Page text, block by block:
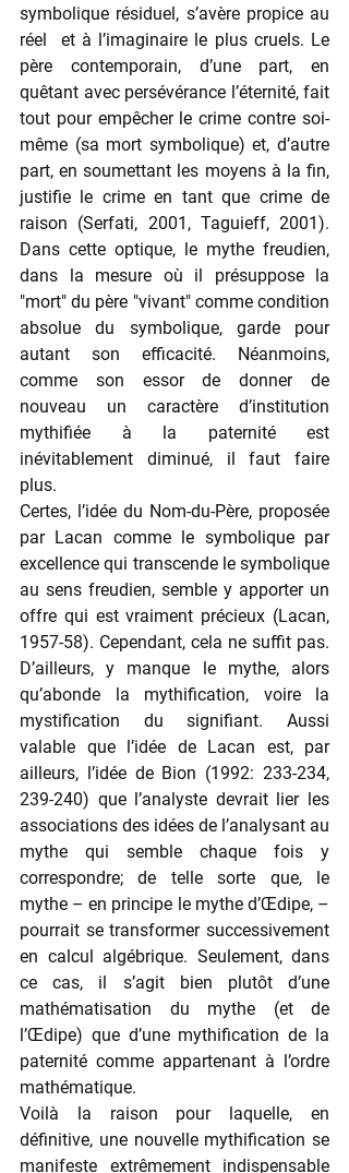
symbolique résiduel, s’avère propice au
réel  et à l’imaginaire le plus cruels. Le
père contemporain, d’une part, en
quêtant avec persévérance l’éternité, fait
tout pour empêcher le crime contre soi-
même (sa mort symbolique) et, d’autre
part, en soumettant les moyens à la fin,
justifie le crime en tant que crime de
raison (Serfati, 2001, Taguieff, 2001).
Dans cette optique, le mythe freudien,
dans la mesure où il présuppose la
"mort" du père "vivant" comme condition
absolue du symbolique, garde pour
autant son efficacité. Néanmoins,
comme son essor de donner de
nouveau un caractère d’institution
mythifiée à la paternité est
inévitablement diminué, il faut faire
plus.
Certes, l’idée du Nom-du-Père, proposée
par Lacan comme le symbolique par
excellence qui transcende le symbolique
au sens freudien, semble y apporter un
offre qui est vraiment précieux (Lacan,
1957-58). Cependant, cela ne suffit pas.
D’ailleurs, y manque le mythe, alors
qu’abonde la mythification, voire la
mystification du signifiant. Aussi
valable que l’idée de Lacan est, par
ailleurs, l’idée de Bion (1992: 233-234,
239-240) que l’analyste devrait lier les
associations des idées de l’analysant au
mythe qui semble chaque fois y
correspondre; de telle sorte que, le
mythe – en principe le mythe d’Œdipe, –
pourrait se transformer successivement
en calcul algébrique. Seulement, dans
ce cas, il s’agit bien plutôt d’une
mathématisation du mythe (et de
l’Œdipe) que d’une mythification de la
paternité comme appartenant à l’ordre
mathématique.
Voilà la raison pour laquelle, en
définitive, une nouvelle mythification se
manifeste extrêmement indispensable